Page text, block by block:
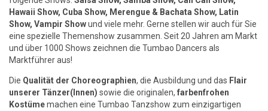
Hawaii Show, Cuba Show, Merengue & Bachata Show, Latin
Show, Vampir Showund viele mehr. Gerne stellen wir auch für Sie
eine spezielle Themenshow zusammen. Seit 20 Jahren am Markt
und über 1000 Shows zeichnen die Tumbao Dancers als
Marktführer aus!
Die Qualität der Choreographien, die Ausbildung und das Flair
unserer Tänzer(Innen) sowie die originalen, farbenfrohen
Kostümemachen eine Tumbao Tanzshow zum einzigartigen